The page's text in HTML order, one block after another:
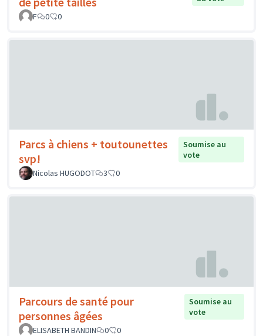
F
0 0
Parcs à chiens + toutounettes
svp!
Soumise au
vote
Nicolas HUGODOT
3 0
Parcours de santé pour
personnes âgées
Soumise au
vote
ELISABETH BANDIN
0 0